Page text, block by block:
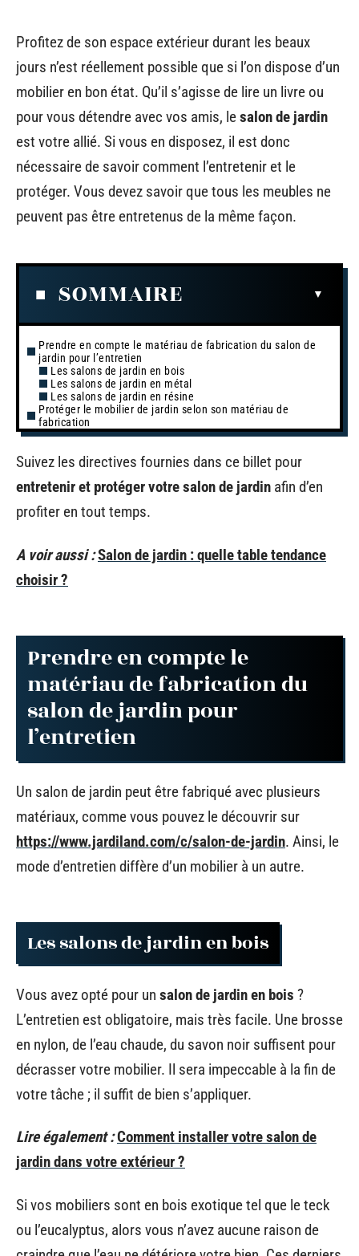
Profitez de son espace extérieur durant les beaux
jours n’est réellement possible que si l’on dispose d’un
mobilier en bon état. Qu’il s’agisse de lire un livre ou
pour vous détendre avec vos amis, lesalon de jardin
est votre allié. Si vous en disposez, il est donc
nécessaire de savoir comment l’entretenir et le
protéger. Vous devez savoir que tous les meubles ne
peuvent pas être entretenus de la même façon.
SOMMAIRE
Prendre en compte le matériau de fabrication du salon de
jardin pour l’entretien
Les salons de jardin en bois
Les salons de jardin en métal
Les salons de jardin en résine
Protéger le mobilier de jardin selon son matériau de
fabrication
Suivez les directives fournies dans ce billet pour
entretenir et protéger votre salon de jardin afin d’en
profiter en tout temps.
A voir aussi :Salon de jardin : quelle table tendance
choisir ?
Prendre en compte le
matériau de fabrication du
salon de jardin pour
l’entretien
Un salon de jardin peut être fabriqué avec plusieurs
matériaux, comme vous pouvez le découvrir sur
https://www.jardiland.com/c/salon-de-jardin. Ainsi, le
mode d’entretien diffère d’un mobilier à un autre.
Les salons de jardin en bois
Vous avez opté pour un salon de jardin en bois ?
L’entretien est obligatoire, mais très facile. Une brosse
en nylon, de l’eau chaude, du savon noir suffisent pour
décrasser votre mobilier. Il sera impeccable à la fin de
votre tâche ; il suffit de bien s’appliquer.
Lire également :Comment installer votre salon de
jardin dans votre extérieur ?
Si vos mobiliers sont en bois exotique tel que le teck
ou l’eucalyptus, alors vous n’avez aucune raison de